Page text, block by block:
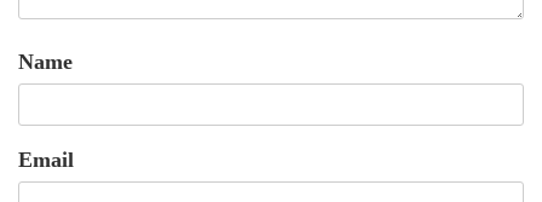
Name
Email